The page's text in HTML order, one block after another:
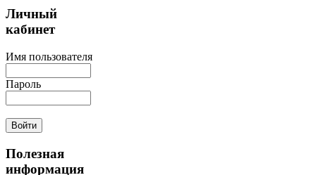
Личный
кабинет
Имя пользователя
Пароль
Полезная
информация